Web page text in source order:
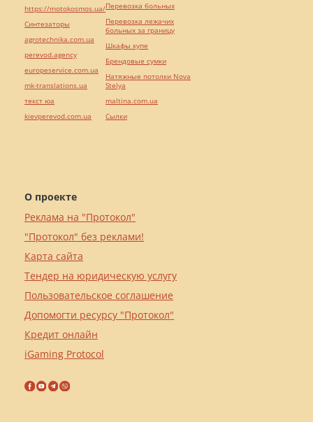
О проекте
Реклама на "Протокол"
"Протокол" без реклами!
Карта сайта
Тендер на юридическую услугу
Пользовательское соглашение
Допомогти ресурсу "Протокол"
Кредит онлайн
iGaming Protocol
https://motokosmos.ua/
Синтезаторы
agrotechnika.com.ua
perevod.agency
europeservice.com.ua
mk-translations.ua
текст юа
kievperevod.com.ua
Перевозка больных
Перевозка лежачих
больных за границу
Шкафы купе
Брендовые сумки
Натяжные потолки Nova
Stelya
maltina.com.ua
Cылки